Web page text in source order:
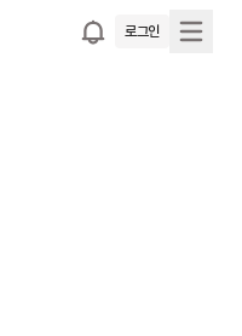
로그인